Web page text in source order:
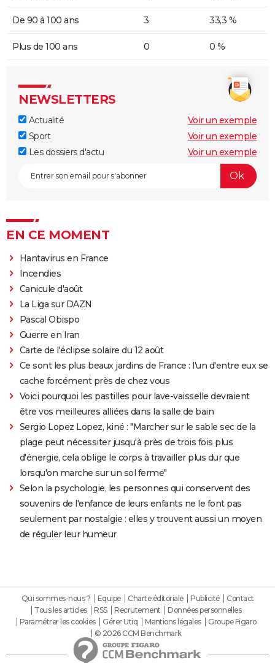
De 90 à 100 ans 3 33,3 %
Plus de 100 ans 0 0 %
NEWSLETTERS
Actualité
Voir un exemple
Sport
Voir un exemple
Les dossiers d'actu
Voir un exemple
EN CE MOMENT
Hantavirus en France
Incendies
Canicule d'août
La Liga sur DAZN
Pascal Obispo
Guerre en Iran
Carte de l'éclipse solaire du 12 août
Ce sont les plus beaux jardins de France : l'un d'entre eux se
cache forcément près de chez vous
Voici pourquoi les pastilles pour lave-vaisselle devraient
être vos meilleures alliées dans la salle de bain
Sergio Lopez Lopez, kiné : "Marcher sur le sable sec de la
plage peut nécessiter jusqu'à près de trois fois plus
d'énergie, cela oblige le corps à travailler plus dur que
lorsqu'on marche sur un sol ferme"
Selon la psychologie, les personnes qui conservent des
souvenirs de l'enfance de leurs enfants ne le font pas
seulement par nostalgie : elles y trouvent aussi un moyen
de réguler leur humeur
Qui sommes-nous ? Equipe Charte éditoriale Publicité
Contact
Tous les articles
RSS Recrutement
Données personnelles
Paramétrer les cookies
Gérer Utiq Mentions légales
Groupe Figaro
© 2026 CCM Benchmark